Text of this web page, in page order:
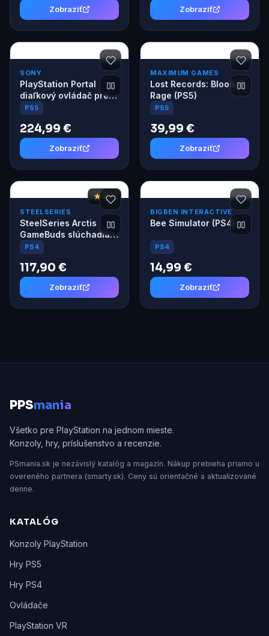
Zobraziť Zobraziť
SONY
PlayStation Portal
diaľkový ovládač pre
PS5 Midnight Black
PS5
224,99 €
Zobraziť
MAXIMUM GAMES
Lost Records: Bloom &
Rage (PS5)
PS5
39,99 €
Zobraziť
★ 8,3
STEELSERIES
SteelSeries Arctis
GameBuds slúchadlá
čierna pre PS4/5, PC
PS4
117,90 €
Zobraziť
BIGBEN INTERACTIVE
Bee Simulator (PS4)
PS4
14,99 €
Zobraziť
PPSmania
Všetko pre PlayStation na jednom mieste.
Konzoly, hry, príslušenstvo a recenzie.
PSmania.sk je nezávislý katalóg a magazín. Nákup prebieha priamo u
overeného partnera (smarty.sk). Ceny sú orientačné a aktualizované
denne.
KATALÓG
Konzoly PlayStation
Hry PS5
Hry PS4
Ovládače
PlayStation VR